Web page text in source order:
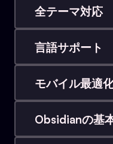
キャプチャ。分類
うことはありません。
全テーマ対応
Obsidianのダーク
ミュニティが作成し
ます。
言語サポート
Obsidianの設定に
マンドを自動翻訳し
サポートされてい
モバイル最適
外出先でも摩擦の
されたビュー、コマ
す。
Obsidianの基
既存のVaultを壊す